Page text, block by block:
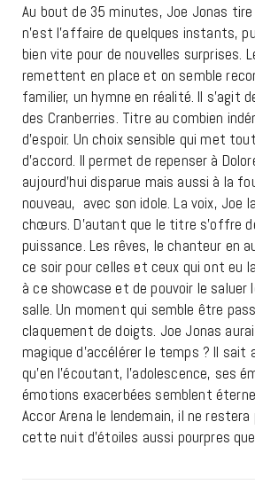
Au bout de 35 minutes, Joe Jonas tire
n’est l’affaire de quelques instants,
bien vite pour de nouvelles surprises.
remettent en place et on semble
familier, un hymne en réalité. Il s’agit
des Cranberries. Titre au combien
d’espoir. Un choix sensible qui met
d’accord. Il permet de repenser à
aujourd’hui disparue mais aussi à la
nouveau, avec son idole. La voix, Joe
chœurs. D’autant que le titre s’offre
puissance. Les rêves, le chanteur en
ce soir pour celles et ceux qui ont eu
à ce showcase et de pouvoir le saluer
salle. Un moment qui semble être
claquement de doigts. Joe Jonas
magique d’accélérer le temps ? Il sait
qu’en l’écoutant, l’adolescence, ses
émotions exacerbées semblent
Accor Arena le lendemain, il ne restera
cette nuit d’étoiles aussi pourpres